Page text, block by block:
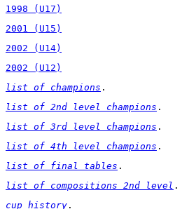
1998 (U17)
2001 (U15)
2002 (U14)
2002 (U12)
list of champions .
list of 2nd level champions .
list of 3rd level champions .
list of 4th level champions .
list of final tables .
list of compositions 2nd level .
cup history .